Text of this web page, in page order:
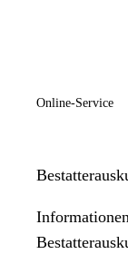
Online-Service